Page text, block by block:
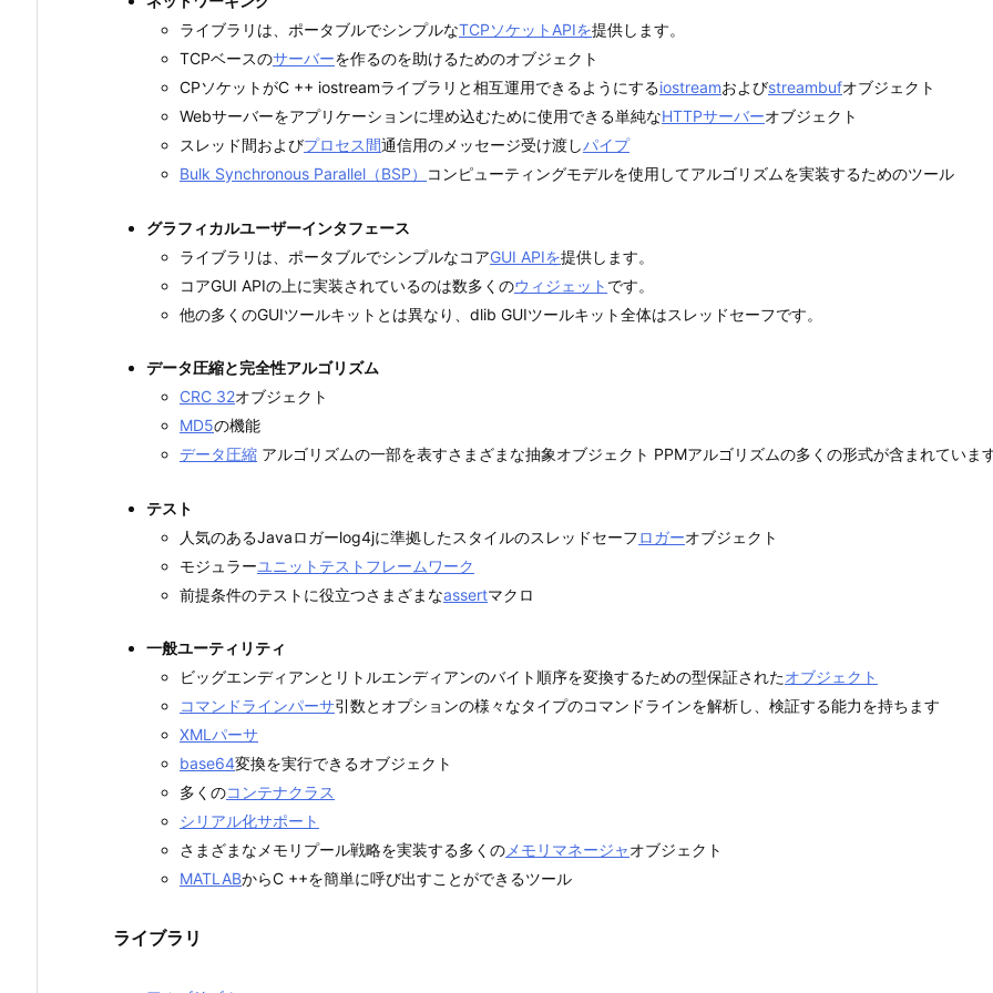
ライブラリは、ポータブルでシンプルなTCPソケットAPIを提供します。
TCPベースのサーバーを作るのを助けるためのオブジェクト
CPソケットがC ++ iostreamライブラリと相互運用できるようにするiostreamおよびstreambufオブジェクト
Webサーバーをアプリケーションに埋め込むために使用できる単純なHTTPサーバーオブジェクト
スレッド間およびプロセス間通信用のメッセージ受け渡しパイプ
Bulk Synchronous Parallel（BSP）
コンピューティングモデルを使用してアルゴリズムを実装するためのツール
グラフィカルユーザーインタフェース
ライブラリは、ポータブルでシンプルなコアGUI APIを提供します。
コアGUI APIの上に実装されているのは数多くのウィジェット です。
他の多くのGUIツールキットとは異なり、dlib GUIツールキット全体はスレッドセーフです。
データ圧縮と完全性アルゴリズム
CRC 32オブジェクト
MD5の機能
データ圧縮 アルゴリズムの一部を表すさまざまな抽象オブジェクト PPMアルゴリズムの多くの形式が含まれていま
テスト
人気のあるJavaロガーlog4jに準拠したスタイルのスレッドセーフロガーオブジェクト
モジュラーユニットテストフレームワーク
前提条件のテストに役立つさまざまなassertマクロ
一般ユーティリティ
ビッグエンディアンとリトルエンディアンのバイト順序を変換するための型保証されたオブジェクト
コマンドラインパーサ引数とオプションの様々なタイプのコマンドラインを解析し、検証する能力を持ちます
XMLパーサ
base64変換を実行できるオブジェクト
多くのコンテナクラス
シリアル化サポート
さまざまなメモリプール戦略を実装する多くの メモリマネージャオブジェクト
MATLABからC ++を簡単に呼び出すことができるツール
ライブラリ